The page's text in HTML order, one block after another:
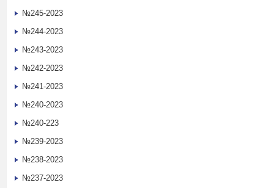
№245-2023
№244-2023
№243-2023
№242-2023
№241-2023
№240-2023
№240-223
№239-2023
№238-2023
№237-2023